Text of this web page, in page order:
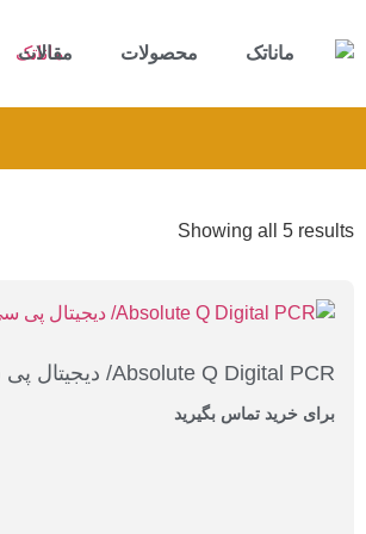
ماناتک محصولات مقالات
Showing all 5 results
Absolute Q Digital PCR/ دیجیتال پی سی آر
برای خرید تماس بگیرید